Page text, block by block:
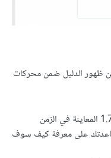
الدليل ضمن محركات
: تستطيع مع بريستاشوب 1.7.5 المعاينة في الزمن
على معرفة كيف سوف